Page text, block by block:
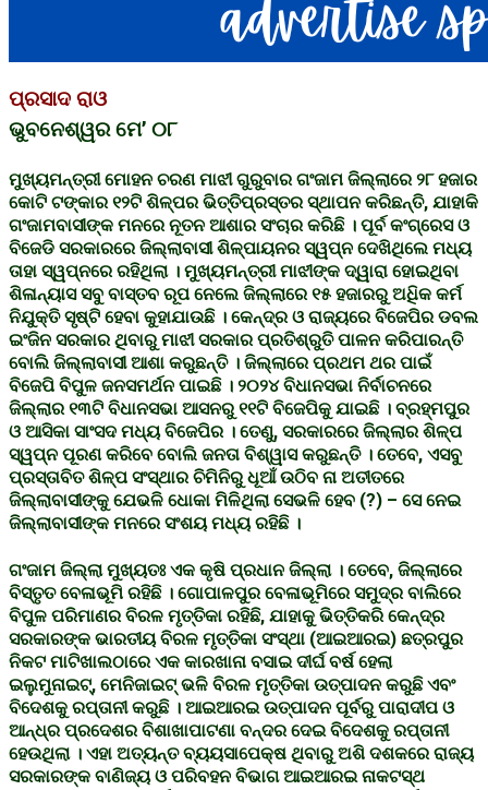
ପ୍ରସାଦ ରାଓ
ଭୁବନେଶ୍ୱର ମେ’ ୦୮
ମୁଖ୍ୟମନ୍ତ୍ରୀ ମୋହନ ଚରଣ ମାଝୀ ଗୁରୁବାର ଗଂଜାମ ଜିଲ୍ଲାରେ ୨୮ ହଜାର
କୋଟି ଟଙ୍କାର ୧୨ଟି ଶିଳ୍ପର ଭିତ୍ତିପ୍ରସ୍ତର ସ୍ଥାପନ କରିଛନ୍ତି, ଯାହାକି
ଗଂଜାମବାସୀଙ୍କ ମନରେ ନୂତନ ଆଶାର ସଂଚାର କରିଛି । ପୂର୍ବ କଂଗ୍ରେସ ଓ
ବିଜେଡି ସରକାରରେ ଜିଲ୍ଲାବାସୀ ଶିଳ୍ପାୟନର ସ୍ୱପ୍ନ ଦେଖିଥିଲେ ମଧ୍ୟ
ତାହା ସ୍ୱପ୍ନରେ ରହିଥିଲା । ମୁଖ୍ୟମନ୍ତ୍ରୀ ମାଝୀଙ୍କ ଦ୍ୱାରା ହୋଇଥିବା
ଶିଳାନ୍ୟାସ ସବୁ ବାସ୍ତବ ରୂପ ନେଲେ ଜିଲ୍ଲାରେ ୧୫ ହଜାରରୁ ଅଧିିକ କର୍ମ
ନିଯୁକ୍ତି ସୃଷ୍ଟି ହେବା କୁହାଯାଉଛି । କେନ୍ଦ୍ର ଓ ରାଜ୍ୟରେ ବିଜେପିର ଡବଲ
ଇଂଜିନ ସରକାର ଥିବାରୁ ମାଝୀ ସରକାର ପ୍ରତିଶ୍ରୁତି ପାଳନ କରିପାରନ୍ତି
ବୋଲି ଜିଲ୍ଲାବାସୀ ଆଶା କରୁଛନ୍ତି । ଜିଲ୍ଲାରେ ପ୍ରଥମ ଥର ପାଇଁ
ବିଜେପି ବିପୁଳ ଜନସମର୍ଥନ ପାଇଛି । ୨୦୨୪ ବିଧାନସଭା ନିର୍ବାଚନରେ
ଜିଲ୍ଲାର ୧୩ଟି ବିଧାନସଭା ଆସନରୁ ୧୧ଟି ବିଜେପିକୁ ଯାଇଛି । ବ୍ରହ୍ମପୁର
ଓ ଆସିକା ସାଂସଦ ମଧ୍ୟ ବିଜେପିର । ତେଣୁ, ସରକାରରେ ଜିଲ୍ଲାର ଶିଳ୍ପ
ସ୍ୱପ୍ନ ପୂରଣ କରିବେ ବୋଲି ଜନତା ବିଶ୍ୱାସ କରୁଛନ୍ତି । ତେବେ, ଏସବୁ
ପ୍ରସ୍ତାବିତ ଶିଳ୍ପ ସଂସ୍ଥାର ଚିମିନିରୁ ଧୂଆଁ ଉଠିବ ନା ଅତୀତରେ
ଜିଲ୍ଲାବାସୀଙ୍କୁ ଯେଭଳି ଧୋକା ମିଳିଥିଲା ସେଭଳି ହେବ (?) – ସେ ନେଇ
ଜିଲ୍ଲାବାସୀଙ୍କ ମନରେ ସଂଶୟ ମଧ୍ୟ ରହିଛି ।
ଗଂଜାମ ଜିଲ୍ଲା ମୁଖ୍ୟତଃ ଏକ କୃଷି ପ୍ରଧାନ ଜିଲ୍ଲା । ତେବେ, ଜିଲ୍ଲାରେ
ବିସ୍ତୃତ ବେଳାଭୂମି ରହିଛି । ଗୋପାଳପୁର ବେଳାଭୂମିରେ ସମୁଦ୍ର ବାଲିରେ
ବିପୁଳ ପରିମାଣର ବିରଳ ମୃତ୍ତିକା ରହିଛି, ଯାହାକୁ ଭିତ୍ତିକରି କେନ୍ଦ୍ର
ସରକାରଙ୍କ ଭାରତୀୟ ବିରଳ ମୃତ୍ତିକା ସଂସ୍ଥା (ଆଇଆରଇ) ଛତ୍ରପୁର
ନିକଟ ମାଟିଖାଲଠାରେ ଏକ କାରଖାନା ବସାଇ ଦୀର୍ଘ ବର୍ଷ ହେଲା
ଇଲୁମୁନାଇଟ୍, ମେନିଜାଇଟ୍ ଭଳି ବିରଳ ମୃତ୍ତିକା ଉତ୍ପାଦନ କରୁଛି ଏବଂ
ବିଦେଶକୁ ରପ୍ତାନୀ କରୁଛି । ଆଇଆରଇ ଉତ୍ପାଦନ ପୂର୍ବରୁ ପାରାଦୀପ ଓ
ଆନ୍ଧ୍ର ପ୍ରଦେଶର ବିଶାଖାପାଟଣା ବନ୍ଦର ଦେଇ ବିଦେଶକୁ ରପ୍ତାନୀ
ହେଉଥିଲା । ଏହା ଅତ୍ୟନ୍ତ ବ୍ୟୟସାପେକ୍ଷ ଥିବାରୁ ଅଶି ଦଶକରେ ରାଜ୍ୟ
ସରକାରଙ୍କ ବାଣିଜ୍ୟ ଓ ପରିବହନ ବିଭାଗ ଆଇଆରଇ ନାକଟସ୍ଥ